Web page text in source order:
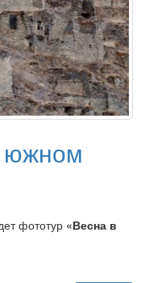
южном
фототур «Весна в